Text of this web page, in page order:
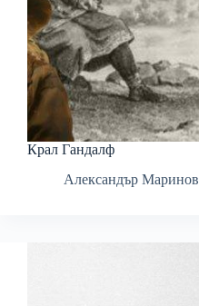
Крал Гандалф
Александър Маринов